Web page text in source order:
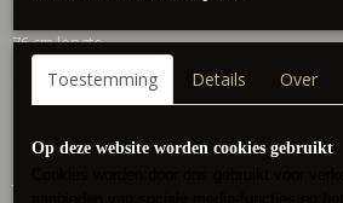
76 cm lengte
Perfect om op een boho ( broek) rok te dragen
Toestemming Details Over
Op deze website worden cookies gebruikt